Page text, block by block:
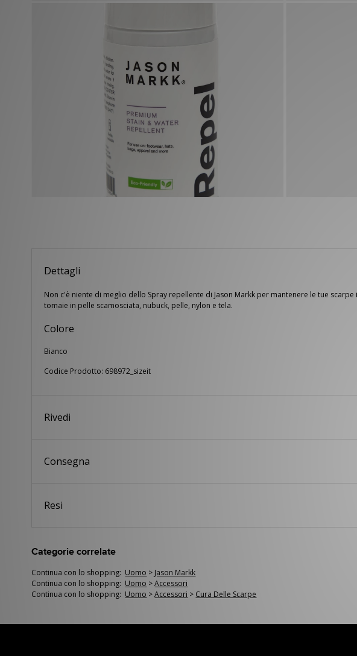
Dettagli
Non c'è niente di meglio dello Spray repellente di Jason Markk per mantenere le tue
tomaie in pelle scamosciata, nubuck, pelle, nylon e tela.
Colore
Bianco
Codice Prodotto: 698972_sizeit
Rivedi
Consegna
Resi
Categorie correlate
Continua con lo shopping: Uomo > Jason Markk
Continua con lo shopping: Uomo >Accessori
Continua con lo shopping: Uomo >Accessori > Cura Delle Scarpe